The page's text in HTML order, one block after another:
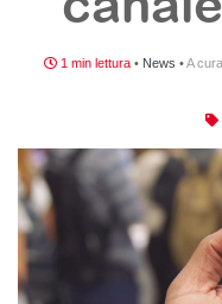
1 min lettura • News •A